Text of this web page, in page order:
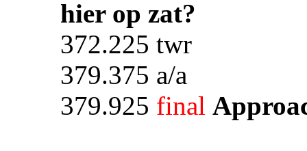
hier op zat?
372.225 twr
379.375 a/a
379.925 final